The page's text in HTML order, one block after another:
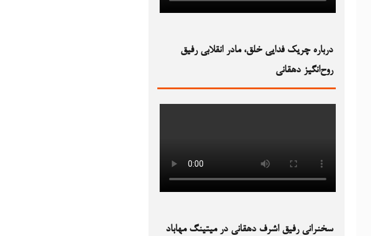
درباره چریک فدایی خلق، مادر انقلابی رفیق
روح‌انگیز دهقانی
سخنرانی رفیق اشرف دهقانی در میتینگ مهاباد